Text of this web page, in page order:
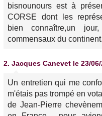
bisnounours est à
CORSE dont les
bien connaître,un
commensaux du
2. Jacques Canevet le 23/
Un entretien qui me
m'étais pas trompé en
de Jean-Pierre